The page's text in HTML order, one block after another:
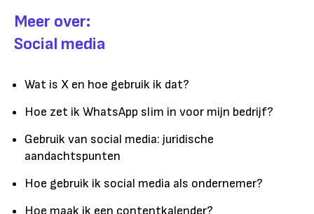
Meer over:
Social media
Wat is X en hoe gebruik ik dat?
Hoe zet ik WhatsApp slim in voor mijn bedrijf?
Gebruik van social media: juridische
aandachtspunten
Hoe gebruik ik social media als ondernemer?
Hoe maak ik een contentkalender?